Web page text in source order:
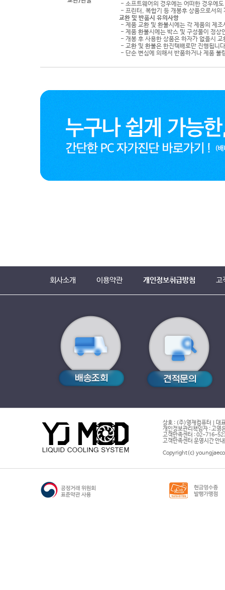
- 소프트웨어의 경우에는 어떠한 경우에
- 프린터, 복합기 등 개봉후 상품으로서의
교환 및 반품시 유의사항
- 제품 교환 및 환불시에는 각 제품의 제
- 제품 환불시에는 박스 및 구성물이 정상
- 개봉 후 사용한 상품은 하자가 없을시
- 교환 및 환불은 한진택배로만 진행됩니
- 단순 변심에 의해서 반품하거나 제품
회사소개 이용약관 개인정보취급방침 고
상호 : (주)영재컴퓨터 | 대
개인정보관리책임자 : 고영
고객만족센터 : 02-716-
고객만족센터 운영시간 안
Copyright(c)